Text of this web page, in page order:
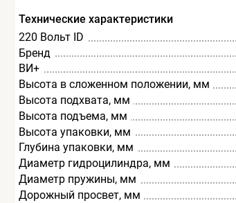
Технические характеристики
220 Вольт ID
Бренд
ВИ+
Высота в сложенном положении, мм
Высота подхвата, мм
Высота подъема, мм
Высота упаковки, мм
Глубина упаковки, мм
Диаметр гидроцилиндра, мм
Диаметр пружины, мм
Дорожный просвет, мм